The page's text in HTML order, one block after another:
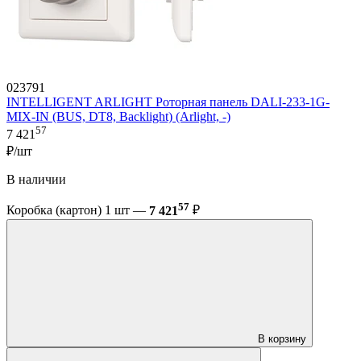
023791
INTELLIGENT ARLIGHT Роторная панель DALI-233-1G-
MIX-IN (BUS, DT8, Backlight) (Arlight, -)
7 42157
₽/шт
В наличии
Коробка (картон) 1 шт — 7 42157 ₽
В корзину